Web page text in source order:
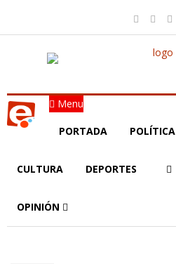
Menu
PORTADA POLÍTICA
CULTURA DEPORTES
OPINIÓN